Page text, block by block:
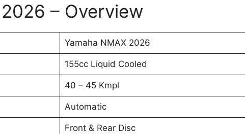
– Overview
Yamaha NMAX 2026
155cc Liquid Cooled
40 – 45 Kmpl
Automatic
Front & Rear Disc